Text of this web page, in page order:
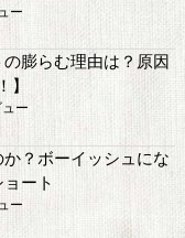
ー
膨らむ理由は？原因
】
ー
？ボーイッシュにな
ート
ー